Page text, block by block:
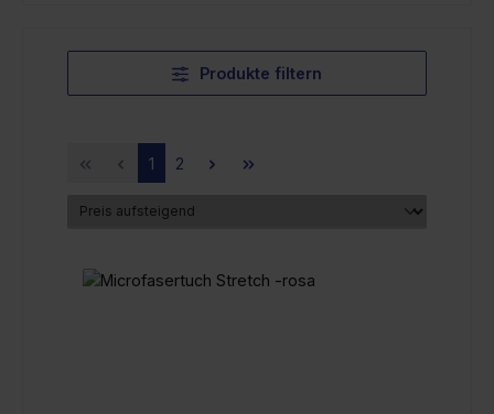
Produkte filtern
Seite
1 Seite
2